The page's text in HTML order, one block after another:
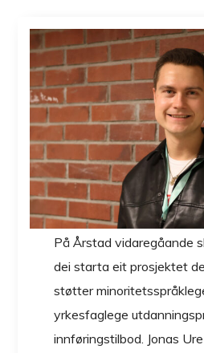
På Årstad vidaregåande
dei starta eit prosjektet
støtter
yrkesfaglege
innføringstilbod. Jonas